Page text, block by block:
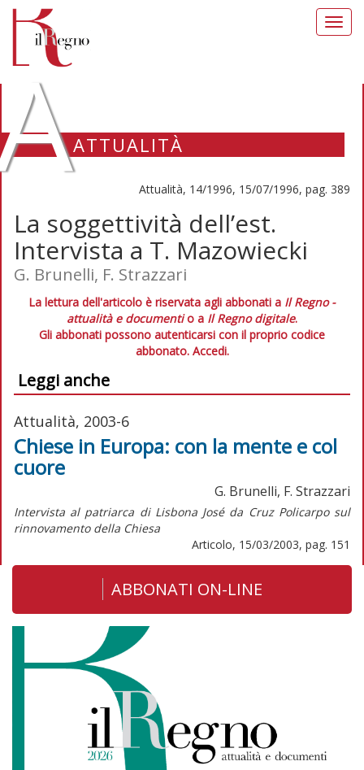
ATTUALITÀ
Attualità, 14/1996, 15/07/1996, pag. 389
La soggettività dell’est.
Intervista a T. Mazowiecki
G. Brunelli, F. Strazzari
La lettura dell'articolo è riservata agli abbonati a Il Regno -
attualità e documentio a Il Regno digitale.
Gli abbonati possono autenticarsi con il proprio codice
abbonato. Accedi.
Leggi anche
Attualità, 2003-6
Chiese in Europa: con la mente e col
cuore
G. Brunelli, F. Strazzari
Intervista al patriarca di Lisbona José da Cruz Policarpo sul
rinnovamento della Chiesa
Articolo, 15/03/2003, pag. 151
ABBONATI ON-LINE